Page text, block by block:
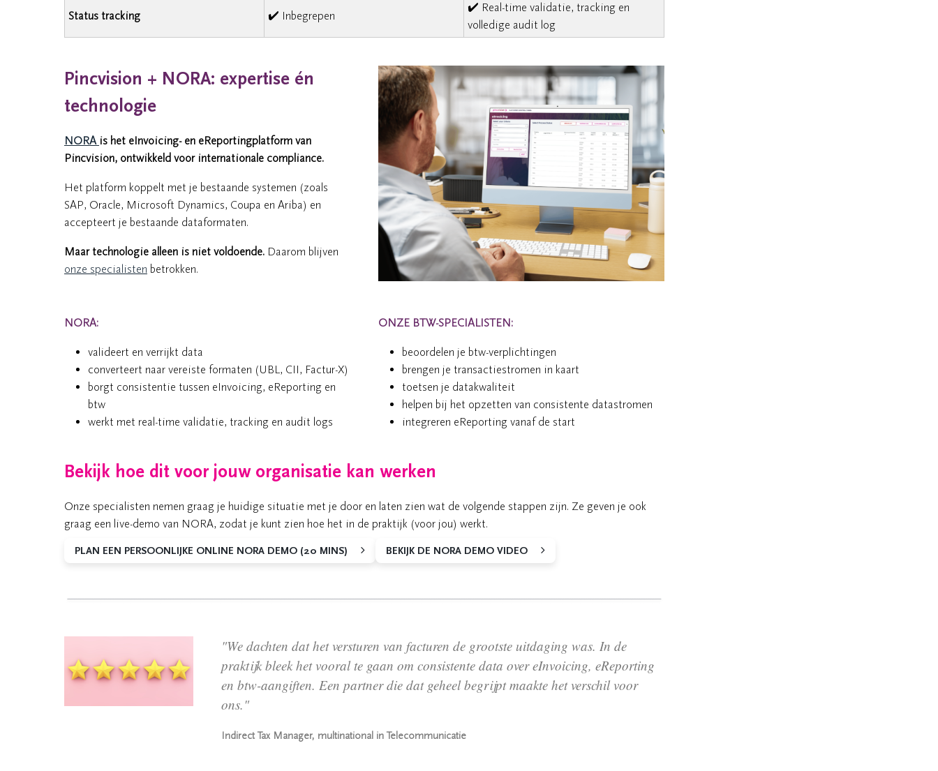
Status tracking ✔️ Inbegrepen
✔️ Real-time validatie, tracking en
volledige audit log
Pincvision + NORA: expertise én
technologie
NORA is het eInvoicing- en eReportingplatform van
Pincvision, ontwikkeld voor internationale compliance.
Het platform koppelt met je bestaande systemen (zoals
SAP, Oracle, Microsoft Dynamics, Coupa en Ariba) en
accepteert je bestaande dataformaten.
Maar technologie alleen is niet voldoende. Daarom blijven
onze specialisten betrokken.
NORA:
valideert en verrijkt data
converteert naar vereiste formaten (UBL, CII, Factur-X)
borgt consistentie tussen eInvoicing, eReporting en
btw
werkt met real-time validatie, tracking en audit logs
ONZE BTW-SPECIALISTEN:
beoordelen je btw-verplichtingen
brengen je transactiestromen in kaart
toetsen je datakwaliteit
helpen bij het opzetten van consistente datastromen
integreren eReporting vanaf de start
Bekijk hoe dit voor jouw organisatie kan werken
Onze specialisten nemen graag je huidige situatie met je door en laten zien wat de volgende stappen zijn. Ze geven je ook
graag een live-demo van NORA, zodat je kunt zien hoe het in de praktijk (voor jou) werkt.
PLAN EEN PERSOONLIJKE ONLINE NORA DEMO (20 MINS) BEKIJK DE NORA DEMO VIDEO
"We dachten dat het versturen van facturen de grootste uitdaging was. In de
praktijk bleek het vooral te gaan om consistente data over eInvoicing, eReporting
en btw-aangiften. Een partner die dat geheel begrijpt maakte het verschil voor
ons."
Indirect Tax Manager, multinational in Telecommunicatie